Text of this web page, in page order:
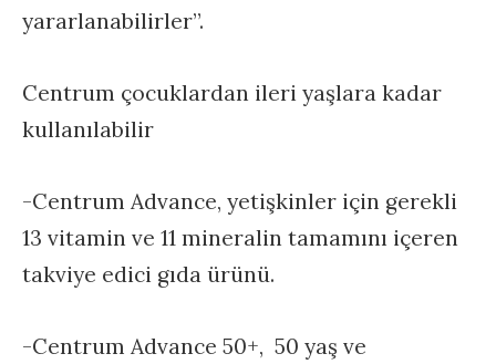
yararlanabilirler”.
Centrum çocuklardan ileri yaşlara kadar
kullanılabilir
-Centrum Advance, yetişkinler için gerekli
13 vitamin ve 11 mineralin tamamını içeren
takviye edici gıda ürünü.
-Centrum Advance 50+, 50 yaş ve